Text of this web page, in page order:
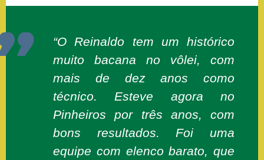
“O Reinaldo tem um histórico
muito bacana no vôlei, com
mais de dez anos como
técnico. Esteve agora no
Pinheiros por três anos, com
bons resultados. Foi uma
equipe com elenco barato, que